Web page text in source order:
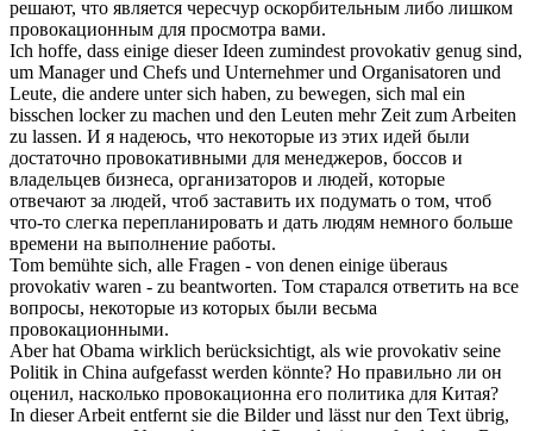
решают, что является чересчур оскорбительным либо лишком
провокационным для просмотра вами.
Ich hoffe, dass einige dieser Ideen zumindest provokativ genug sind,
um Manager und Chefs und Unternehmer und Organisatoren und
Leute, die andere unter sich haben, zu bewegen, sich mal ein
bisschen locker zu machen und den Leuten mehr Zeit zum Arbeiten
zu lassen. И я надеюсь, что некоторые из этих идей были
достаточно провокативными для менеджеров, боссов и
владельцев бизнеса, организаторов и людей, которые
отвечают за людей, чтоб заставить их подумать о том, чтоб
что-то слегка перепланировать и дать людям немного больше
времени на выполнение работы.
Tom bemühte sich, alle Fragen - von denen einige überaus
provokativ waren - zu beantworten. Том старался ответить на все
вопросы, некоторые из которых были весьма
провокационными.
Aber hat Obama wirklich berücksichtigt, als wie provokativ seine
Politik in China aufgefasst werden könnte? Но правильно ли он
оценил, насколько провокационна его политика для Китая?
In dieser Arbeit entfernt sie die Bilder und lässt nur den Text übrig,